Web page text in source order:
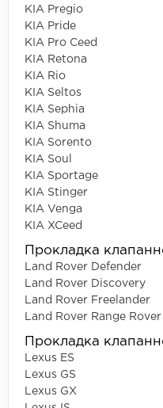
KIA Pregio
KIA Pride
KIA Pro Ceed
KIA Retona
KIA Rio
KIA Seltos
KIA Sephia
KIA Shuma
KIA Sorento
KIA Soul
KIA Sportage
KIA Stinger
KIA Venga
KIA XCeed
Прокладка
Land Rover Defender
Land Rover Discovery
Land Rover Freelander
Land Rover Range Rover
Прокладка
Lexus ES
Lexus GS
Lexus GX